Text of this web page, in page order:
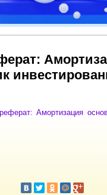
реферат: Амортизация